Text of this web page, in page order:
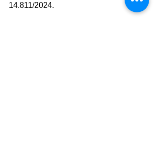
14.811/2024.